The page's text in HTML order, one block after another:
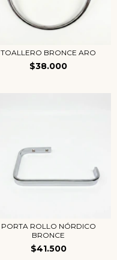
TOALLERO BRONCE ARO
$38.000
PORTA ROLLO NÓRDICO
BRONCE
$41.500